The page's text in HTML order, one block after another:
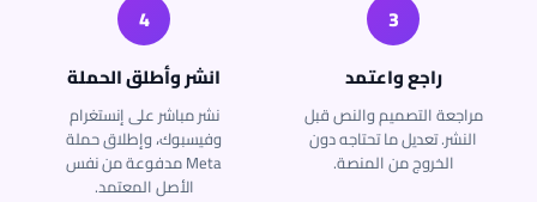
3
راجع واعتمد
مراجعة التصميم والنص قبل
النشر. تعديل ما تحتاجه دون
الخروج من المنصة.
4
انشر وأطلق الحملة
نشر مباشر على إنستغرام
وفيسبوك، وإطلاق حملة
Meta مدفوعة من نفس
الأصل المعتمد.